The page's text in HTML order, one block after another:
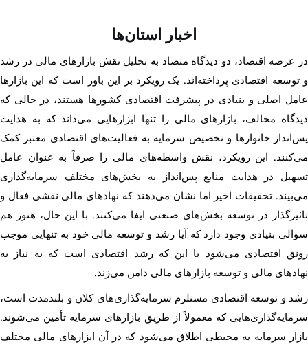
اخبار استان‌ها
در عرصه اقتصاد، دو دیدگاه متضاد به تحلیل نقش بازارهای مالی در رشد
و توسعه اقتصادی پرداخته‌اند. یک رویکرد بر این باور است که این بازارها
عامل اصلی و بنیادی در پیشرفت اقتصادی کشورها هستند، در حالی که
دیدگاه مخالف، بازارهای مالی را تنها ابزارهایی می‌داند که به هدایت
پس‌انداز خانوارها و تخصیص سرمایه به فعالیت‌های اقتصادی معتبر کمک
می‌کنند. این رویکرد، نقش واسطه‌های مالی را صرفاً به عنوان عامل
تسهیل در هدایت منابع پس‌انداز به بخش‌های مختلف سرمایه‌گذاری
می‌بیند. تحقیقات اخیر اما نشان می‌دهند که نهادهای مالی نقشی فعال و
تاثیرگذار در توسعه بخش‌های صنعتی ایفا می‌کنند. با این حال، هنوز هم
سوالی بنیادی وجود دارد که آیا رشد و توسعه مالی خود به تنهایی موجب
رونق اقتصادی می‌شود یا این که رشد اقتصادی است که به نیاز به
نهادهای مالی و توسعه بازارهای مالی دامن می‌زند.
رشد و توسعه اقتصادی مستلزم سرمایه‌گذاری‌های کلان و بلندمدت است،
سرمایه‌گذاری‌هایی که معمولاً از طریق بازارهای سرمایه تأمین می‌شوند.
بازار سرمایه به محیطی اطلاق می‌شود که در آن ابزارهای مالی مختلف